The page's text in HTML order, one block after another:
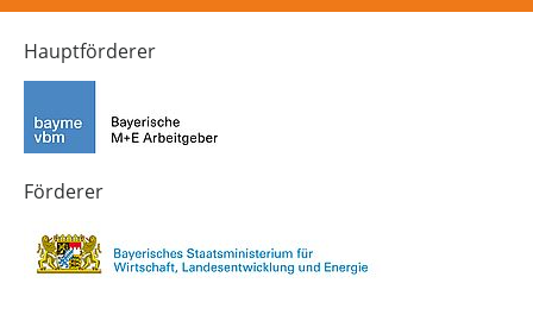
Kanal
von
Technik-
in
Bayern
4.0
Kanal
von
Kanal
Hauptförderer
Förderer